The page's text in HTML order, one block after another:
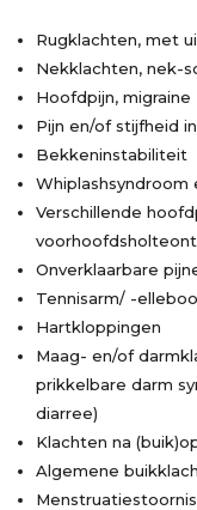
Rugklachten, met
Nekklachten, nek-
Hoofdpijn, migraine
Pijn en/of stijfheid
Bekkeninstabiliteit
Verschillende
Onverklaarbare
Tennisarm/ -
Hartkloppingen
Maag- en/of
prikkelbare darm
diarree)
Klachten na
Algemene